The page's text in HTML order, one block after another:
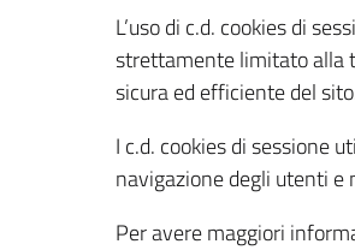
L’uso di c.d. cookies di
strettamente limitato alla
sicura ed efficiente del
I c.d. cookies di sessione
navigazione degli utenti e
Per avere maggiori